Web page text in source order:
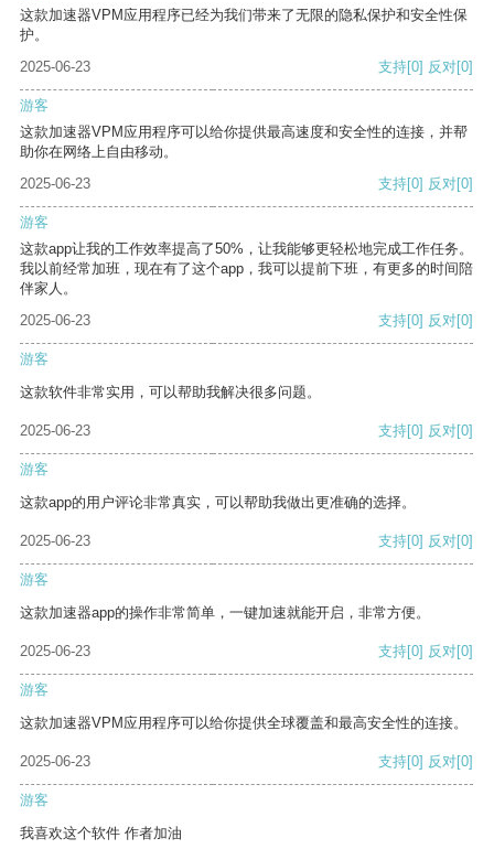
这款加速器VPM应用程序已经为我们带来了无限的隐私保护和安全性保
护。
2025-06-23
支持[0] 反对[0]
游客
这款加速器VPM应用程序可以给你提供最高速度和安全性的连接，并帮
助你在网络上自由移动。
2025-06-23
支持[0] 反对[0]
游客
这款app让我的工作效率提高了50%，让我能够更轻松地完成工作任务。
我以前经常加班，现在有了这个app，我可以提前下班，有更多的时间陪
伴家人。
2025-06-23
支持[0] 反对[0]
游客
这款软件非常实用，可以帮助我解决很多问题。
2025-06-23 支持[0] 反对[0]
游客
这款app的用户评论非常真实，可以帮助我做出更准确的选择。
2025-06-23 支持[0] 反对[0]
游客
这款加速器app的操作非常简单，一键加速就能开启，非常方便。
2025-06-23 支持[0] 反对[0]
游客
这款加速器VPM应用程序可以给你提供全球覆盖和最高安全性的连接。
2025-06-23 支持[0] 反对[0]
游客
我喜欢这个软件 作者加油